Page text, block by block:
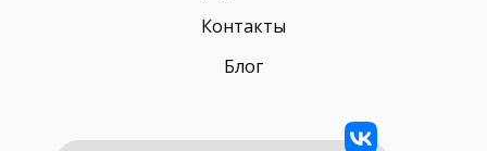
Контакты
Блог